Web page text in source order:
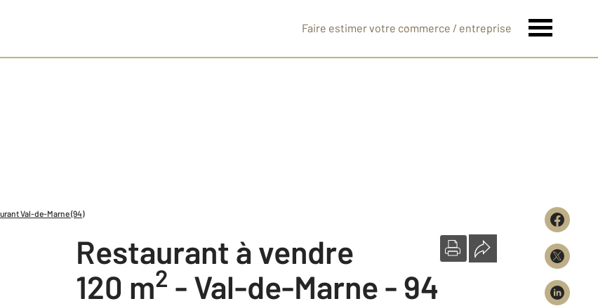
Faire estimer votre commerce / entreprise
Val-de-Marne (94)
Restaurant à vendre
120 m2 - Val-de-Marne - 94